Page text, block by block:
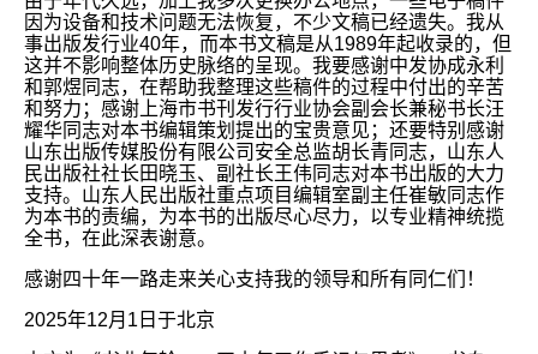
因为设备和技术问题无法恢复，不少文稿已经遗失。我从
事出版发行业40年，而本书文稿是从1989年起收录的，但
这并不影响整体历史脉络的呈现。我要感谢中发协成永利
和郭煜同志，在帮助我整理这些稿件的过程中付出的辛苦
和努力；感谢上海市书刊发行行业协会副会长兼秘书长汪
耀华同志对本书编辑策划提出的宝贵意见；还要特别感谢
山东出版传媒股份有限公司安全总监胡长青同志，山东人
民出版社社长田晓玉、副社长王伟同志对本书出版的大力
支持。山东人民出版社重点项目编辑室副主任崔敏同志作
为本书的责编，为本书的出版尽心尽力，以专业精神统揽
全书，在此深表谢意。
感谢四十年一路走来关心支持我的领导和所有同仁们！
2025年12月1日于北京